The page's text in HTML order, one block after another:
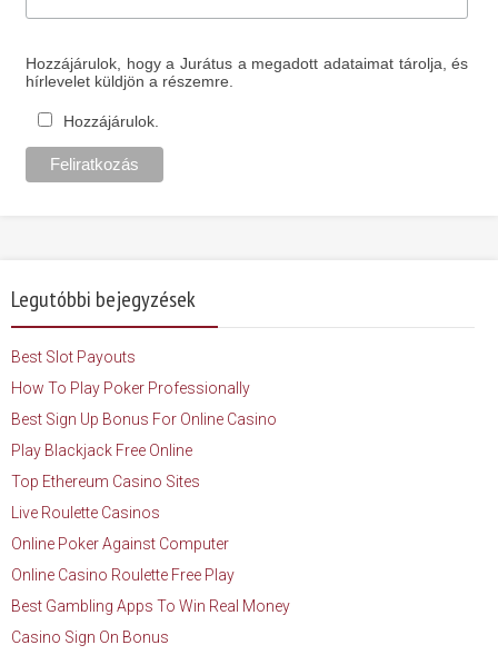
Hozzájárulok, hogy a Jurátus a megadott adataimat tárolja, és
hírlevelet küldjön a részemre.
Hozzájárulok.
Legutóbbi bejegyzések
Best Slot Payouts
How To Play Poker Professionally
Best Sign Up Bonus For Online Casino
Play Blackjack Free Online
Top Ethereum Casino Sites
Live Roulette Casinos
Online Poker Against Computer
Online Casino Roulette Free Play
Best Gambling Apps To Win Real Money
Casino Sign On Bonus